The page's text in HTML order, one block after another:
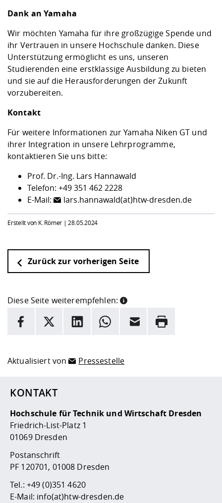
Dank an Yamaha
Wir möchten Yamaha für ihre großzügige Spende und
ihr Vertrauen in unsere Hochschule danken. Diese
Unterstützung ermöglicht es uns, unseren
Studierenden eine erstklassige Ausbildung zu bieten
und sie auf die Herausforderungen der Zukunft
vorzubereiten.
Kontakt
Für weitere Informationen zur Yamaha Niken GT und
ihrer Integration in unsere Lehrprogramme,
kontaktieren Sie uns bitte:
Prof. Dr.-Ing. Lars Hannawald
Telefon: +49 351 462 2228
E-Mail:
lars.hannawald(at)htw-dresden.de
Erstellt von K. Römer |28.05.2024
Zurück zur vorherigen Seite
Diese Seite weiterempfehlen:
INFORMATION
Hier stehen weitere Informationen und ein Link zur
Facebook
X LinkedInWhatsappE-Mail Drucken
Aktualisiert von Pressestelle
KONTAKT
Hochschule für Technik und Wirtschaft Dresden
Friedrich-List-Platz 1
01069 Dresden
Postanschrift
PF 120701, 01008 Dresden
Tel.: +49 (0)351 4620
E-Mail: info(at)htw-dresden.de